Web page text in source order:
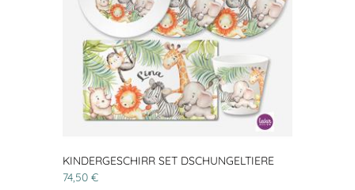
KINDERGESCHIRR SET DSCHUNGELTIERE
74,50 €